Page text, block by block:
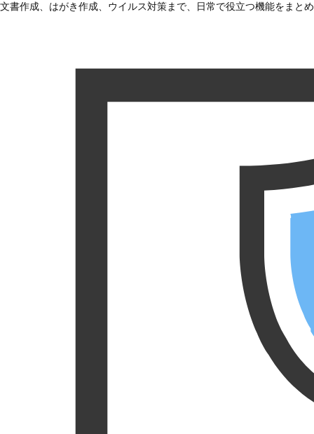
文書作成、はがき作成、ウイルス対策まで、日常で役立つ機能をまと